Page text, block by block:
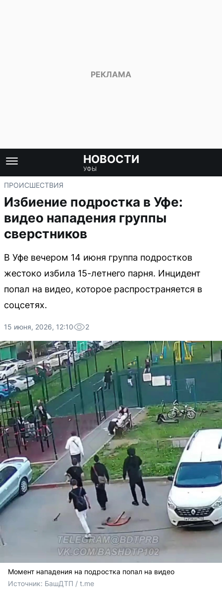
НОВОСТИ
УФЫ
ПРОИСШЕСТВИЯ
Избиение подростка в Уфе:
видео нападения группы
сверстников
В Уфе вечером 14 июня группа подростков
жестоко избила 15-летнего парня. Инцидент
попал на видео, которое распространяется в
соцсетях.
15 июня, 2026, 12:10 2
Момент нападения на подростка попал на видео
Источник: БашДТП / t.me